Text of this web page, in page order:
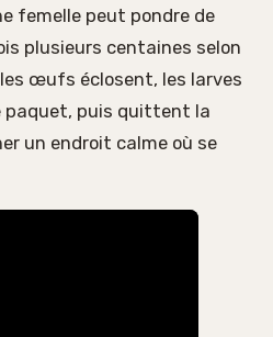
femelle peut pondre de
plusieurs centaines selon
œufs éclosent, les larves
paquet, puis quittent la
un endroit calme où se